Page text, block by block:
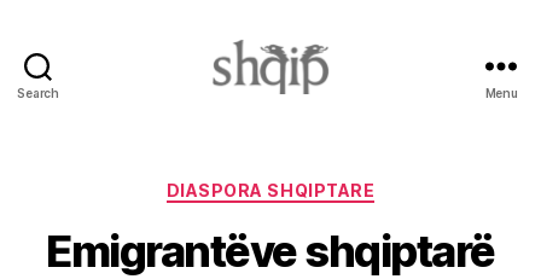
Search Menu
Categories
DIASPORA SHQIPTARE
Emigrantëve shqiptarë